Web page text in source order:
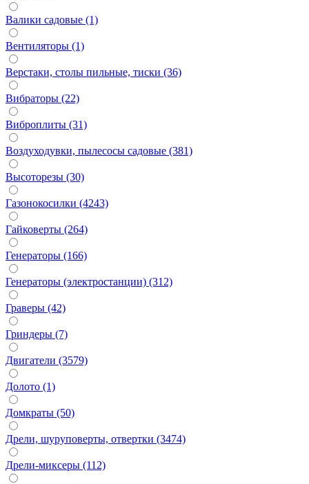
Валики садовые (1)
Вентиляторы (1)
Верстаки, столы пильные, тиски (36)
Вибраторы (22)
Виброплиты (31)
Воздуходувки, пылесосы садовые (381)
Высоторезы (30)
Газонокосилки (4243)
Гайковерты (264)
Генераторы (166)
Генераторы (электростанции) (312)
Граверы (42)
Гриндеры (7)
Двигатели (3579)
Долото (1)
Домкраты (50)
Дрели, шуруповерты, отвертки (3474)
Дрели-миксеры (112)